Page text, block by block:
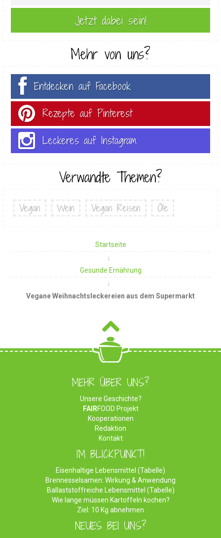
Mehr von uns?
Entdecken auf Facebook
Rezepte auf Pinterest
Leckeres auf Instagram
Verwandte Themen?
Vegan Wein Vegan Reisen Öle
Startseite
Gesunde Ernährung
Vegane Weihnachtsleckereien aus dem Supermarkt
MEHR ÜBER UNS?
Unsere Geschichte?
FAIRFOOD Projekt
Kooperationen
Redaktion
Kontakt
IM BLICKPUNKT!
Eisenhaltige Lebensmittel (Tabelle)
Brennesselsamen: Wirkung & Anwendung
Ballaststoffreiche Lebensmittel (Tabelle)
Wie lange müssen Kartoffeln kochen?
Ziel: 10 Kg abnehmen
NEUES BEI UNS?